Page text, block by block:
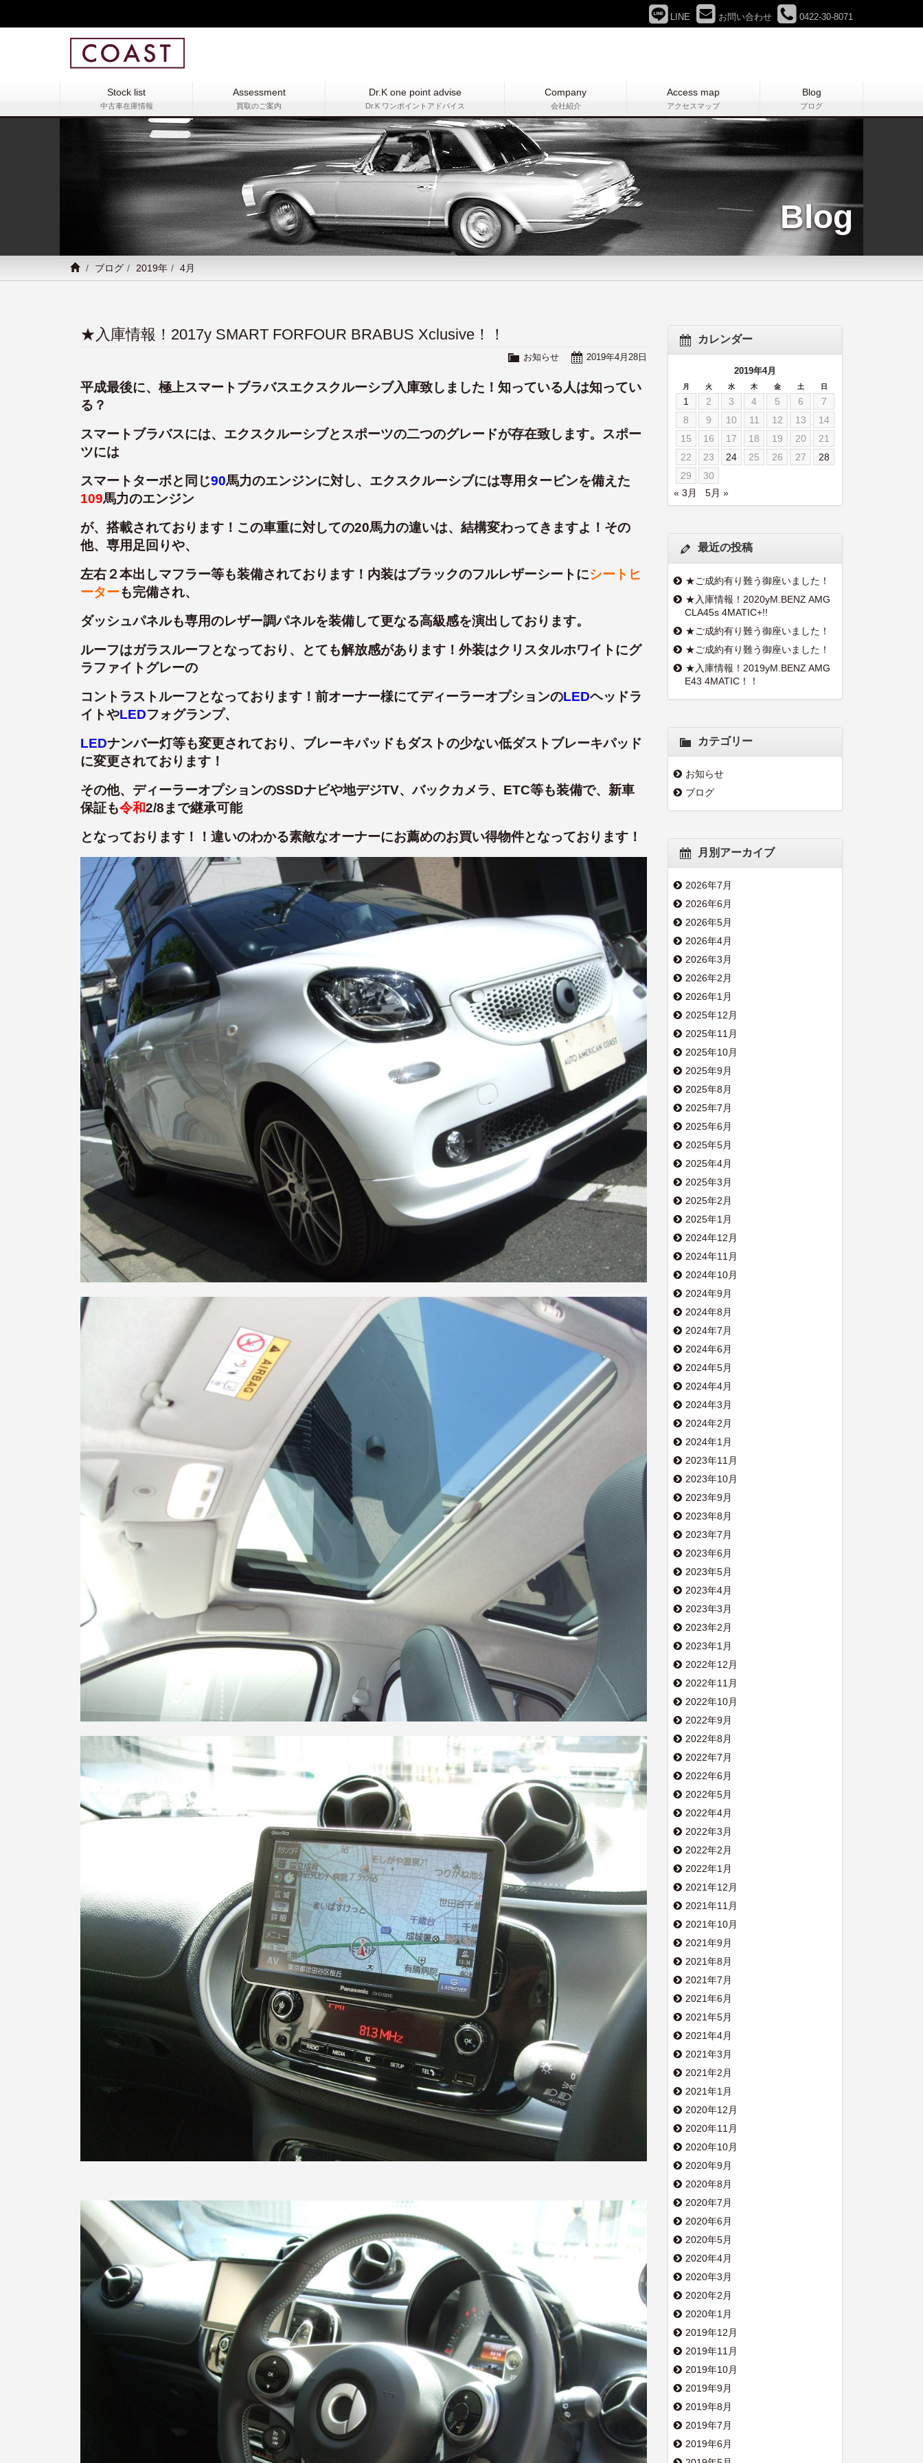
LINE お問い合わせ 0422-30-8071
Stock list
中古車在庫情報
Assessment
買取のご案内
Dr.K one point advise
Dr.K ワンポイントアドバイス
Company
会社紹介
Access map
アクセスマップ
Blog
ブログ
Blog
ブログ 2019年 4月
★入庫情報！2017y SMART FORFOUR BRABUS Xclusive！！
2019年4月28日
お知らせ
平成最後に、極上スマートブラバスエクスクルーシブ入庫致しました！知っている人は知ってい
る？
スマートブラバスには、エクスクルーシブとスポーツの二つのグレードが存在致します。スポー
ツには
スマートターボと同じ90馬力のエンジンに対し、エクスクルーシブには専用タービンを備えた
109馬力のエンジン
が、搭載されております！この車重に対しての20馬力の違いは、結構変わってきますよ！その
他、専用足回りや、
左右２本出しマフラー等も装備されております！内装はブラックのフルレザーシートにシートヒ
ーターも完備され、
ダッシュパネルも専用のレザー調パネルを装備して更なる高級感を演出しております。
ルーフはガラスルーフとなっており、とても解放感があります！外装はクリスタルホワイトにグ
ラファイトグレーの
コントラストルーフとなっております！前オーナー様にてディーラーオプションのLEDヘッドラ
イトやLEDフォグランプ、
LEDナンバー灯等も変更されており、ブレーキパッドもダストの少ない低ダストブレーキパッド
に変更されております！
その他、ディーラーオプションのSSDナビや地デジTV、バックカメラ、ETC等も装備で、新車
保証も令和2/8まで継承可能
となっております！！違いのわかる素敵なオーナーにお薦めのお買い得物件となっております！
カレンダー
2019年4月
月 火 水 木 金 土 日
1 2 3 4 5 6
7
8
9 10 11 12 13
14
15
16 17 18 19 20
21
22
23 24 25 26 27
28
29
30
« 3月
5月 »
最近の投稿
★ご成約有り難う御座いました！
★入庫情報！2020yM.BENZ AMG
CLA45s 4MATIC+!!
★ご成約有り難う御座いました！
★ご成約有り難う御座いました！
★入庫情報！2019yM.BENZ AMG
E43 4MATIC！！
カテゴリー
お知らせ
ブログ
月別アーカイブ
2026年7月
2026年6月
2026年5月
2026年4月
2026年3月
2026年2月
2026年1月
2025年12月
2025年11月
2025年10月
2025年9月
2025年8月
2025年7月
2025年6月
2025年5月
2025年4月
2025年3月
2025年2月
2025年1月
2024年12月
2024年11月
2024年10月
2024年9月
2024年8月
2024年7月
2024年6月
2024年5月
2024年4月
2024年3月
2024年2月
2024年1月
2023年11月
2023年10月
2023年9月
2023年8月
2023年7月
2023年6月
2023年5月
2023年4月
2023年3月
2023年2月
2023年1月
2022年12月
2022年11月
2022年10月
2022年9月
2022年8月
2022年7月
2022年6月
2022年5月
2022年4月
2022年3月
2022年2月
2022年1月
2021年12月
2021年11月
2021年10月
2021年9月
2021年8月
2021年7月
2021年6月
2021年5月
2021年4月
2021年3月
2021年2月
2021年1月
2020年12月
2020年11月
2020年10月
2020年9月
2020年8月
2020年7月
2020年6月
2020年5月
2020年4月
2020年3月
2020年2月
2020年1月
2019年12月
2019年11月
2019年10月
2019年9月
2019年8月
2019年7月
2019年6月